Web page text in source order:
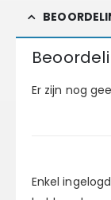
Er zijn nog
Enkel